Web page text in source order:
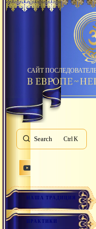
САЙТ
Search K
НАША ТРАДИЦИЯ
ПРАКТИКИ